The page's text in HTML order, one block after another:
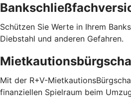
Schützen Sie Werte in Ihrem
Diebstahl und anderen Gefahren.
Mit der R+V-
finanziellen Spielraum beim